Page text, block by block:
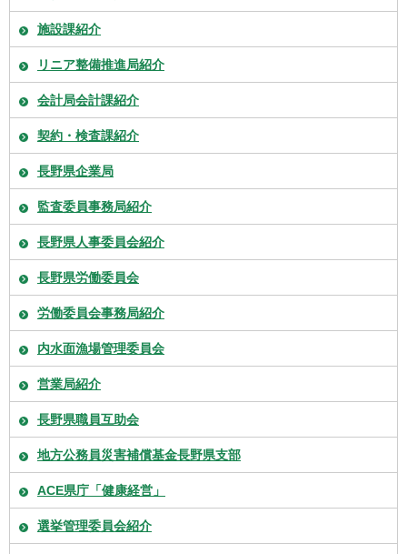
施設課紹介
リニア整備推進局紹介
会計局会計課紹介
契約・検査課紹介
長野県企業局
監査委員事務局紹介
長野県人事委員会紹介
長野県労働委員会
労働委員会事務局紹介
内水面漁場管理委員会
営業局紹介
長野県職員互助会
地方公務員災害補償基金長野県支部
ACE県庁「健康経営」
選挙管理委員会紹介